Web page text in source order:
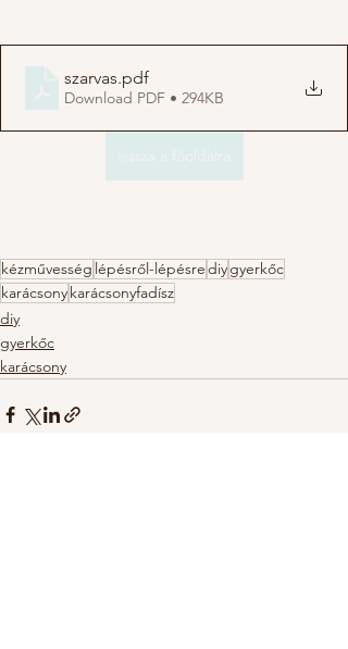
szarvas.pdf
Download PDF • 294KB
vissza a főoldalra
kézművesség lépésről-lépésrediygyerkőc
karácsonykarácsonyfadísz
diy
gyerkőc
karácsony